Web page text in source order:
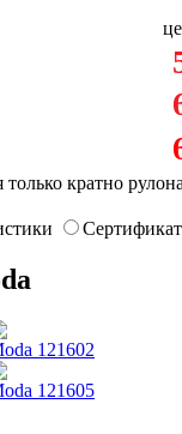
кратно
121602
121605